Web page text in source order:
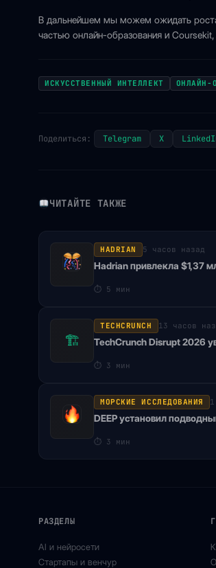
В дальнейшем мы можем ожидать роста
частью онлайн-образования и
ИСКУССТВЕННЫЙ ИНТЕЛЛЕКТ ОНЛАЙН-
Поделиться: Telegram X
ЧИТАЙТЕ ТАКЖЕ
HADRIAN 5 часов назад
Hadrian привлекла $1,37
⏱ 5 мин
🏗
TECHCRUNCH 13 часов
TechCrunch Disrupt 2026
⏱ 3 мин
МОРСКИЕ ИССЛЕДОВАНИЯ
DEEP установил
⏱ 3 мин
РАЗДЕЛЫ
AI и нейросети
Стартапы и венчур